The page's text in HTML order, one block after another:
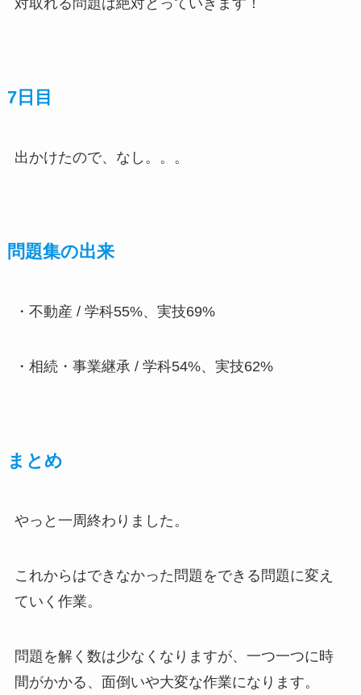
対取れる問題は絶対とっていきます！
7日目
出かけたので、なし。。。
問題集の出来
・不動産 / 学科55%、実技69%
・相続・事業継承 / 学科54%、実技62%
まとめ
やっと一周終わりました。
これからはできなかった問題をできる問題に変え
ていく作業。
問題を解く数は少なくなりますが、一つ一つに時
間がかかる、面倒いや大変な作業になります。